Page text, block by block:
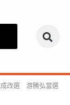
成改選 游騰弘當選